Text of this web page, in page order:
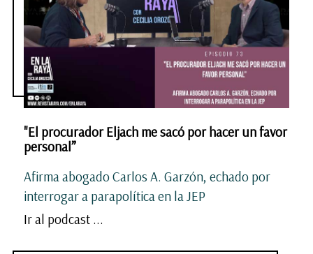
"El procurador Eljach me sacó por hacer un favor
personal”
Afirma abogado Carlos A. Garzón, echado por
interrogar a parapolítica en la JEP
Ir al podcast ...